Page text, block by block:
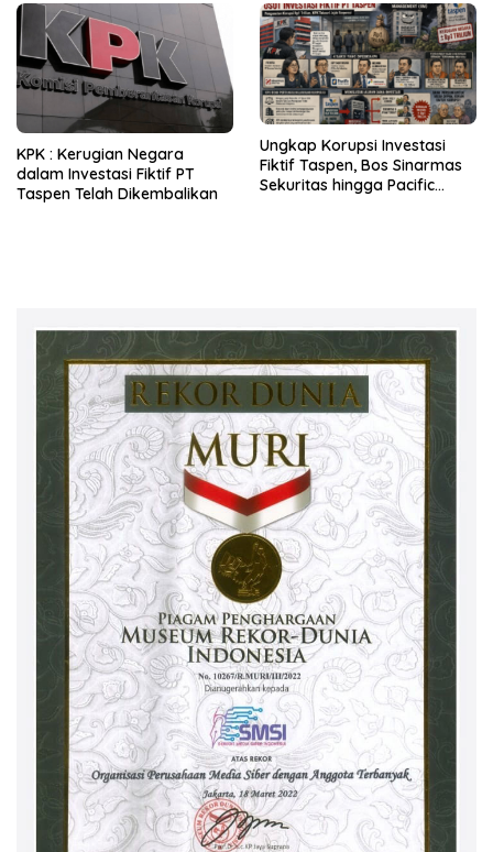
KPK : Kerugian Negara
dalam Investasi Fiktif PT
Taspen Telah Dikembalikan
Ungkap Korupsi Investasi
Fiktif Taspen, Bos Sinarmas
Sekuritas hingga Pacific